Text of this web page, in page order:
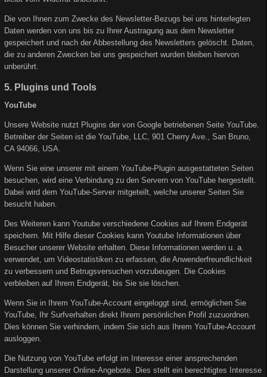
Die von Ihnen zum Zwecke des Newsletter-Bezugs bei uns hinterlegten
Daten werden von uns bis zu Ihrer Austragung aus dem Newsletter
gespeichert und nach der Abbestellung des Newsletters gelöscht. Daten,
die zu anderen Zwecken bei uns gespeichert wurden bleiben hiervon
unberührt.
5. Plugins und Tools
YouTube
Unsere Website nutzt Plugins der von Google betriebenen Seite YouTube.
Betreiber der Seiten ist die YouTube, LLC, 901 Cherry Ave., San Bruno,
CA 94066, USA.
Wenn Sie eine unserer mit einem YouTube-Plugin ausgestatteten Seiten
besuchen, wird eine Verbindung zu den Servern von YouTube hergestellt.
Dabei wird dem YouTube-Server mitgeteilt, welche unserer Seiten Sie
besucht haben.
Des Weiteren kann Youtube verschiedene Cookies auf Ihrem Endgerät
speichern. Mit Hilfe dieser Cookies kann Youtube Informationen über
Besucher unserer Website erhalten. Diese Informationen werden u. a.
verwendet, um Videostatistiken zu erfassen, die Anwenderfreundlichkeit
zu verbessern und Betrugsversuchen vorzubeugen. Die Cookies
verbleiben auf Ihrem Endgerät, bis Sie sie löschen.
Wenn Sie in Ihrem YouTube-Account eingeloggt sind, ermöglichen Sie
YouTube, Ihr Surfverhalten direkt Ihrem persönlichen Profil zuzuordnen.
Dies können Sie verhindern, indem Sie sich aus Ihrem YouTube-Account
ausloggen.
Die Nutzung von YouTube erfolgt im Interesse einer ansprechenden
Darstellung unserer Online-Angebote. Dies stellt ein berechtigtes Interesse